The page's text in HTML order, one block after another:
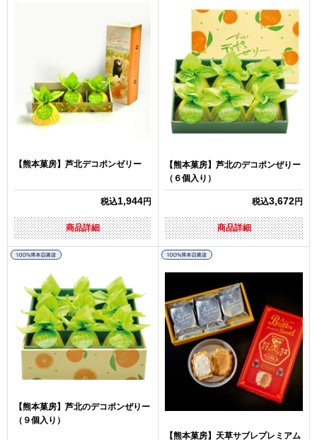
【熊本菓房】芦北デコポンゼリー
税込1,944円
商品詳細
【熊本菓房】芦北のデコポンぜりー
（６個入り）
税込3,672円
商品詳細
【熊本菓房】芦北のデコポンぜりー
（９個入り）
【熊本菓房】天草サブレプレミアム